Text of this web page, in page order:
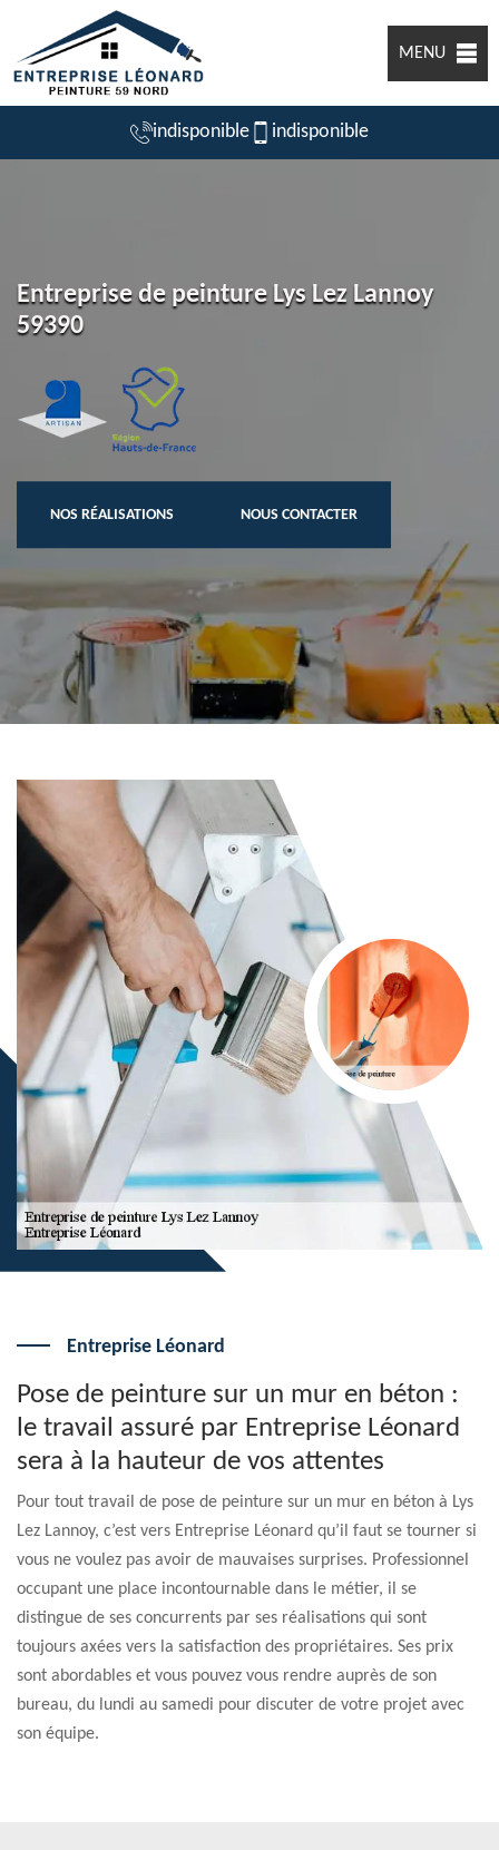
MENU
indisponible indisponible
Entreprise de peinture Lys Lez Lannoy
59390
NOS RÉALISATIONS NOUS CONTACTER
Entreprise Léonard
Pose de peinture sur un mur en béton :
le travail assuré par Entreprise Léonard
sera à la hauteur de vos attentes
Pour tout travail de pose de peinture sur un mur en béton à Lys
Lez Lannoy, c’est vers Entreprise Léonard qu’il faut se tourner si
vous ne voulez pas avoir de mauvaises surprises. Professionnel
occupant une place incontournable dans le métier, il se
distingue de ses concurrents par ses réalisations qui sont
toujours axées vers la satisfaction des propriétaires. Ses prix
sont abordables et vous pouvez vous rendre auprès de son
bureau, du lundi au samedi pour discuter de votre projet avec
son équipe.